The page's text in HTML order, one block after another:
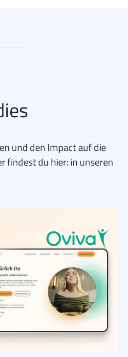
und den Impact auf die
findest du hier: in unseren